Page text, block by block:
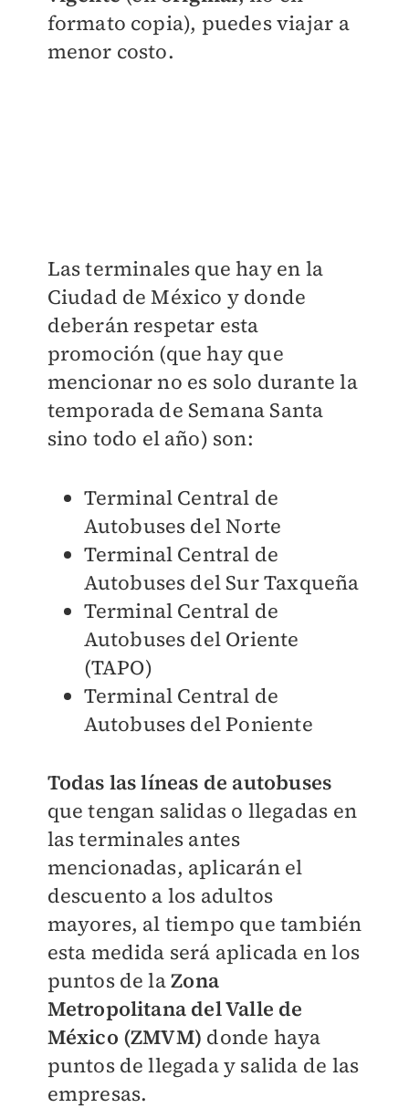
formato copia), puedes viajar a
menor costo.
Las terminales que hay en la
Ciudad de México y donde
deberán respetar esta
promoción (que hay que
mencionar no es solo durante la
temporada de Semana Santa
sino todo el año) son:
Terminal Central de
Autobuses del Norte
Terminal Central de
Autobuses del Sur Taxqueña
Terminal Central de
Autobuses del Oriente
(TAPO)
Terminal Central de
Autobuses del Poniente
Todas las líneas de autobuses
que tengan salidas o llegadas en
las terminales antes
mencionadas, aplicarán el
descuento a los adultos
mayores, al tiempo que también
esta medida será aplicada en los
puntos de laZona
Metropolitana del Valle de
México (ZMVM) donde haya
puntos de llegada y salida de las
empresas.